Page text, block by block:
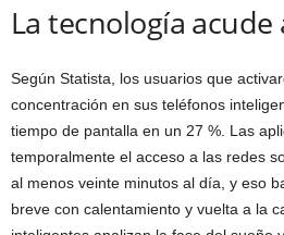
La tecnología acude
Según Statista, los usuarios que
concentración en sus teléfonos
tiempo de pantalla en un 27 %. Las
temporalmente el acceso a las redes
al menos veinte minutos al día, y eso
breve con calentamiento y vuelta a la